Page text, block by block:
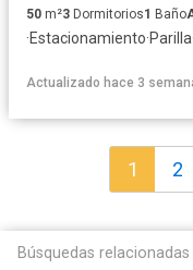
50 m²3 Dormitorios1 Baño
·Estacionamiento·Parilla
Actualizado hace 3
1 2
Búsquedas relacionadas